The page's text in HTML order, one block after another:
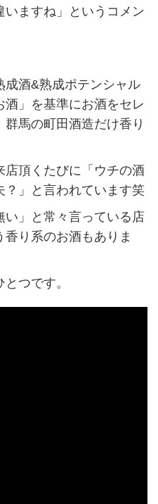
いますね」というコメン
成酒&熟成ポテンシャル
」を基準にお酒をセレ
馬の町田酒造だけ香り
頂くたびに「ウチの酒
？」と言われています笑
い」と常々言っている店
り系のお酒もありま
つです。